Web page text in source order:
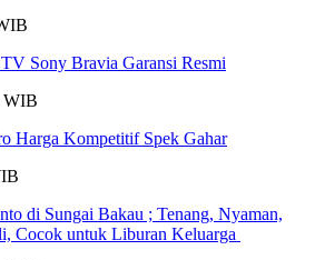
Sony Bravia Garansi Resmi
WIB
Harga Kompetitif Spek Gahar
di Sungai Bakau ; Tenang, Nyaman,
Cocok untuk Liburan Keluarga